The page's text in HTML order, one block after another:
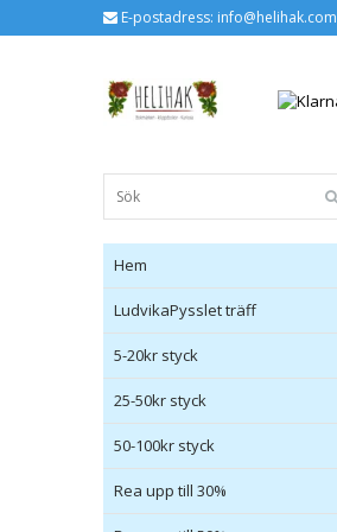
E-postadress: info@helihak.com
Hem
LudvikaPysslet träff
5-20kr styck
25-50kr styck
50-100kr styck
Rea upp till 30%